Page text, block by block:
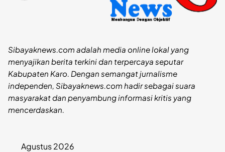
Sibayaknews.com adalah media online lokal yang
menyajikan berita terkini dan terpercaya seputar
Kabupaten Karo. Dengan semangat jurnalisme
independen, Sibayaknews.com hadir sebagai suara
masyarakat dan penyambung informasi kritis yang
mencerdaskan.
Agustus 2026